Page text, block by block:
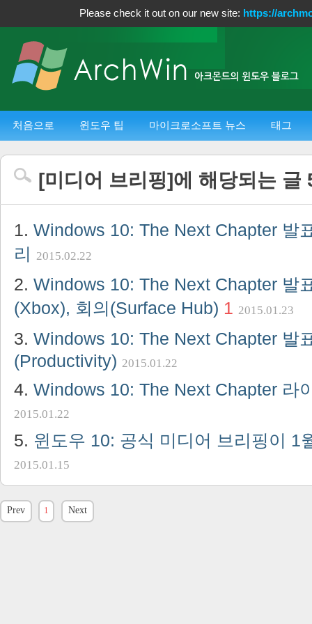
Please check it out on our new site: https://
처음으로 윈도우 팁 마이크로소프트 뉴스 태그
[미디어 브리핑]에 해당되는 글
Windows 10: The Next Chapter 발
리 2015.02.22
Windows 10: The Next Chapter 발
(Xbox), 회의(Surface Hub) 1 2015.01.23
Windows 10: The Next Chapter 발
(Productivity) 2015.01.22
Windows 10: The Next Chapter 라
2015.01.22
윈도우 10: 공식 미디어 브리핑이 1
2015.01.15
Prev 1 Next